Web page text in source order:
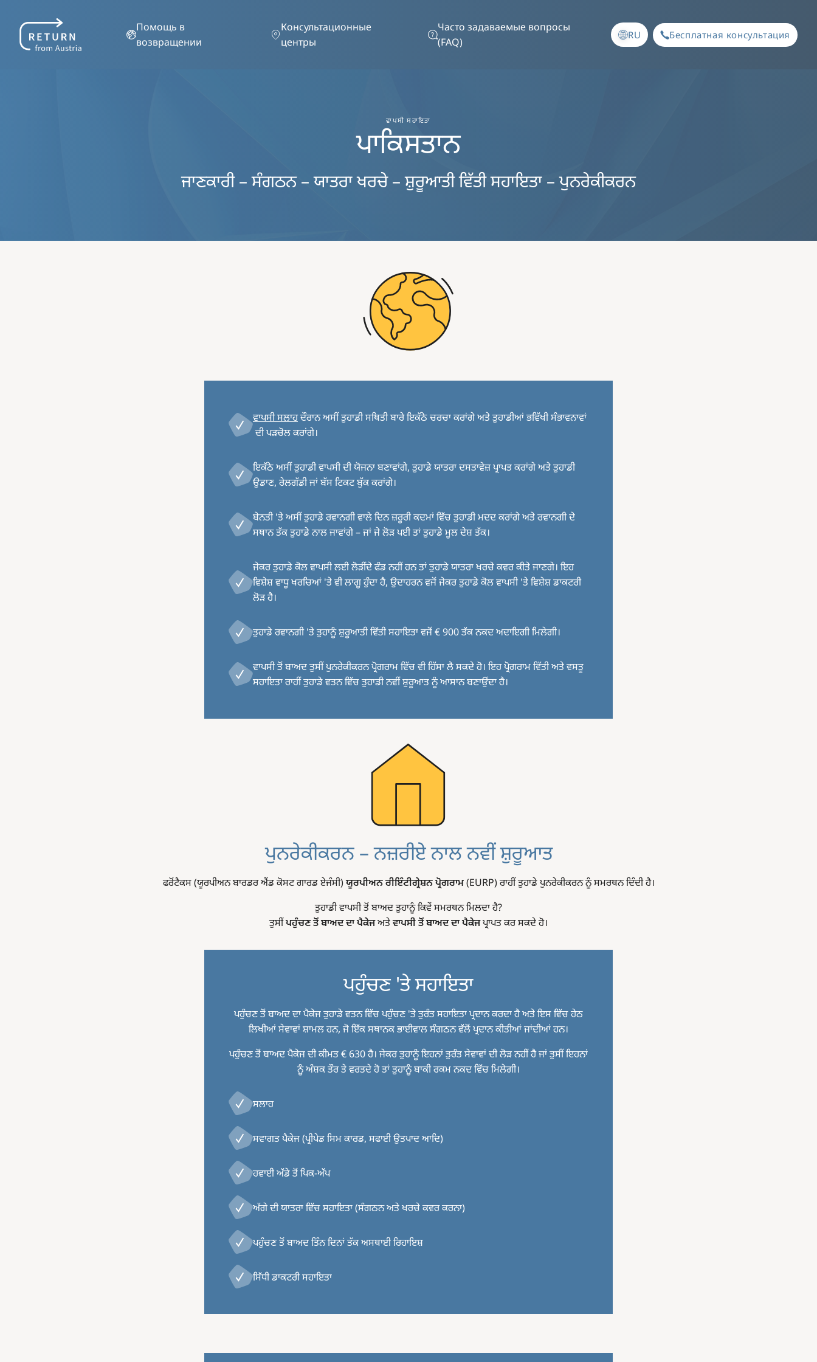
Помощь в
возвращении
Консультационные
центры
Часто задаваемые вопросы
(FAQ)
RU Бесплатная консультация
ਵਾਪਸੀ ਸਹਾਇਤਾ
ਪਾਕਿਸਤਾਨ
ਜਾਣਕਾਰੀ – ਸੰਗਠਨ – ਯਾਤਰਾ ਖਰਚੇ – ਸ਼ੁਰੂਆਤੀ ਵਿੱਤੀ ਸਹਾਇਤਾ – ਪੁਨਰੇਕੀਕਰਨ
ਵਾਪਸੀ ਸਲਾਹਦੌਰਾਨ ਅਸੀਂ ਤੁਹਾਡੀ ਸਥਿਤੀ ਬਾਰੇ ਇਕੱਠੇ ਚਰਚਾ ਕਰਾਂਗੇ ਅਤੇ ਤੁਹਾਡੀਆਂ ਭਵਿੱਖੀ ਸੰਭਾਵਨਾਵਾਂ
ਦੀ ਪੜਚੋਲ ਕਰਾਂਗੇ।
ਇਕੱਠੇ ਅਸੀਂ ਤੁਹਾਡੀ ਵਾਪਸੀ ਦੀ ਯੋਜਨਾ ਬਣਾਵਾਂਗੇ, ਤੁਹਾਡੇ ਯਾਤਰਾ ਦਸਤਾਵੇਜ਼ ਪ੍ਰਾਪਤ ਕਰਾਂਗੇ ਅਤੇ ਤੁਹਾਡੀ
ਉਡਾਣ, ਰੇਲਗੱਡੀ ਜਾਂ ਬੱਸ ਟਿਕਟ ਬੁੱਕ ਕਰਾਂਗੇ।
ਬੇਨਤੀ 'ਤੇ ਅਸੀਂ ਤੁਹਾਡੇ ਰਵਾਨਗੀ ਵਾਲੇ ਦਿਨ ਜ਼ਰੂਰੀ ਕਦਮਾਂ ਵਿੱਚ ਤੁਹਾਡੀ ਮਦਦ ਕਰਾਂਗੇ ਅਤੇ ਰਵਾਨਗੀ ਦੇ
ਸਥਾਨ ਤੱਕ ਤੁਹਾਡੇ ਨਾਲ ਜਾਵਾਂਗੇ – ਜਾਂ ਜੇ ਲੋੜ ਪਈ ਤਾਂ ਤੁਹਾਡੇ ਮੂਲ ਦੇਸ਼ ਤੱਕ।
ਜੇਕਰ ਤੁਹਾਡੇ ਕੋਲ ਵਾਪਸੀ ਲਈ ਲੋੜੀਂਦੇ ਫੰਡ ਨਹੀਂ ਹਨ ਤਾਂ ਤੁਹਾਡੇ ਯਾਤਰਾ ਖਰਚੇ ਕਵਰ ਕੀਤੇ ਜਾਣਗੇ। ਇਹ
ਵਿਸ਼ੇਸ਼ ਵਾਧੂ ਖਰਚਿਆਂ 'ਤੇ ਵੀ ਲਾਗੂ ਹੁੰਦਾ ਹੈ, ਉਦਾਹਰਨ ਵਜੋਂ ਜੇਕਰ ਤੁਹਾਡੇ ਕੋਲ ਵਾਪਸੀ 'ਤੇ ਵਿਸ਼ੇਸ਼ ਡਾਕਟਰੀ
ਲੋੜ ਹੈ।
ਤੁਹਾਡੇ ਰਵਾਨਗੀ 'ਤੇ ਤੁਹਾਨੂੰ ਸ਼ੁਰੂਆਤੀ ਵਿੱਤੀ ਸਹਾਇਤਾ ਵਜੋਂ € 900 ਤੱਕ ਨਕਦ ਅਦਾਇਗੀ ਮਿਲੇਗੀ।
ਵਾਪਸੀ ਤੋਂ ਬਾਅਦ ਤੁਸੀਂ ਪੁਨਰੇਕੀਕਰਨ ਪ੍ਰੋਗਰਾਮ ਵਿੱਚ ਵੀ ਹਿੱਸਾ ਲੈ ਸਕਦੇ ਹੋ। ਇਹ ਪ੍ਰੋਗਰਾਮ ਵਿੱਤੀ ਅਤੇ ਵਸਤੂ
ਸਹਾਇਤਾ ਰਾਹੀਂ ਤੁਹਾਡੇ ਵਤਨ ਵਿੱਚ ਤੁਹਾਡੀ ਨਵੀਂ ਸ਼ੁਰੂਆਤ ਨੂੰ ਆਸਾਨ ਬਣਾਉਂਦਾ ਹੈ।
ਪੁਨਰੇਕੀਕਰਨ – ਨਜ਼ਰੀਏ ਨਾਲ ਨਵੀਂ ਸ਼ੁਰੂਆਤ
ਫਰੋਂਟੈਕਸ (ਯੂਰਪੀਅਨ ਬਾਰਡਰ ਐਂਡ ਕੋਸਟ ਗਾਰਡ ਏਜੰਸੀ)ਯੂਰਪੀਅਨ ਰੀਇੰਟੀਗ੍ਰੇਸ਼ਨ ਪ੍ਰੋਗਰਾਮ(EURP) ਰਾਹੀਂ ਤੁਹਾਡੇ ਪੁਨਰੇਕੀਕਰਨ ਨੂੰ ਸਮਰਥਨ ਦਿੰਦੀ ਹੈ।
ਤੁਹਾਡੀ ਵਾਪਸੀ ਤੋਂ ਬਾਅਦ ਤੁਹਾਨੂੰ ਕਿਵੇਂ ਸਮਰਥਨ ਮਿਲਦਾ ਹੈ?
ਤੁਸੀਂਪਹੁੰਚਣ ਤੋਂ ਬਾਅਦ ਦਾ ਪੈਕੇਜਅਤੇਵਾਪਸੀ ਤੋਂ ਬਾਅਦ ਦਾ ਪੈਕੇਜਪ੍ਰਾਪਤ ਕਰ ਸਕਦੇ ਹੋ।
ਪਹੁੰਚਣ 'ਤੇ ਸਹਾਇਤਾ
ਪਹੁੰਚਣ ਤੋਂ ਬਾਅਦ ਦਾ ਪੈਕੇਜ ਤੁਹਾਡੇ ਵਤਨ ਵਿੱਚ ਪਹੁੰਚਣ 'ਤੇ ਤੁਰੰਤ ਸਹਾਇਤਾ ਪ੍ਰਦਾਨ ਕਰਦਾ ਹੈ ਅਤੇ ਇਸ ਵਿੱਚ ਹੇਠ
ਲਿਖੀਆਂ ਸੇਵਾਵਾਂ ਸ਼ਾਮਲ ਹਨ, ਜੋ ਇੱਕ ਸਥਾਨਕ ਭਾਈਵਾਲ ਸੰਗਠਨ ਵੱਲੋਂ ਪ੍ਰਦਾਨ ਕੀਤੀਆਂ ਜਾਂਦੀਆਂ ਹਨ।
ਪਹੁੰਚਣ ਤੋਂ ਬਾਅਦ ਪੈਕੇਜ ਦੀ ਕੀਮਤ € 630 ਹੈ। ਜੇਕਰ ਤੁਹਾਨੂੰ ਇਹਨਾਂ ਤੁਰੰਤ ਸੇਵਾਵਾਂ ਦੀ ਲੋੜ ਨਹੀਂ ਹੈ ਜਾਂ ਤੁਸੀਂ ਇਹਨਾਂ
ਨੂੰ ਅੰਸ਼ਕ ਤੌਰ ਤੇ ਵਰਤਦੇ ਹੋ ਤਾਂ ਤੁਹਾਨੂੰ ਬਾਕੀ ਰਕਮ ਨਕਦ ਵਿੱਚ ਮਿਲੇਗੀ।
ਸਲਾਹ
ਸਵਾਗਤ ਪੈਕੇਜ (ਪ੍ਰੀਪੇਡ ਸਿਮ ਕਾਰਡ, ਸਫਾਈ ਉਤਪਾਦ ਆਦਿ)
ਹਵਾਈ ਅੱਡੇ ਤੋਂ ਪਿਕ-ਅੱਪ
ਅੱਗੇ ਦੀ ਯਾਤਰਾ ਵਿੱਚ ਸਹਾਇਤਾ (ਸੰਗਠਨ ਅਤੇ ਖਰਚੇ ਕਵਰ ਕਰਨਾ)
ਪਹੁੰਚਣ ਤੋਂ ਬਾਅਦ ਤਿੰਨ ਦਿਨਾਂ ਤੱਕ ਅਸਥਾਈ ਰਿਹਾਇਸ਼
ਸਿੱਧੀ ਡਾਕਟਰੀ ਸਹਾਇਤਾ